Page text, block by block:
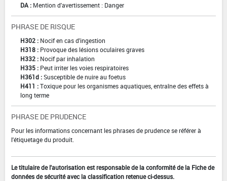
DA : Mention d'avertissement : Danger
PHRASE DE RISQUE
H302 : Nocif en cas d'ingestion
H318 : Provoque des lésions oculaires graves
H332 : Nocif par inhalation
H335 : Peut irriter les voies respiratoires
H361d :Susceptible de nuire au foetus
H411 :Toxique pour les organismes aquatiques, entraîne des effets à
long terme
PHRASE DE PRUDENCE
Pour les informations concernant les phrases de prudence se référer à
l'étiquetage du produit.
Le titulaire de l'autorisation est responsable de la conformité de la Fiche de
données de sécurité avec la classification retenue ci-dessus.